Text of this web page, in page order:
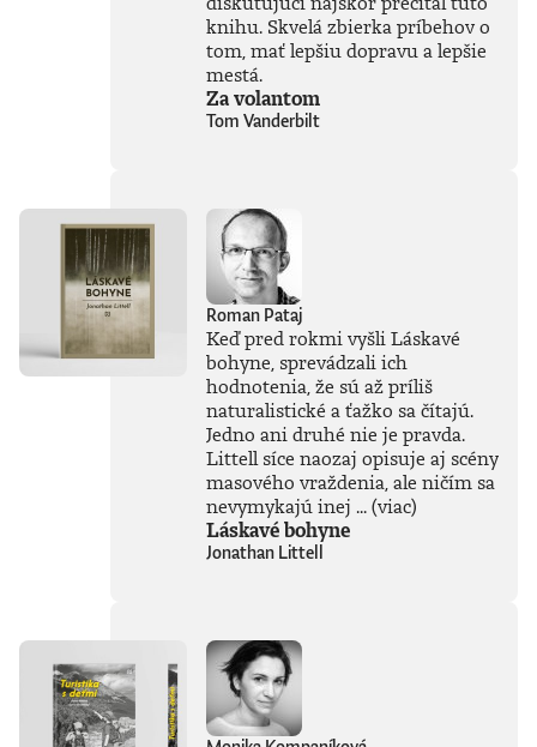
knihu. Skvelá zbierka príbehov o
tom, mať lepšiu dopravu a lepšie
mestá.
Za volantom
Tom Vanderbilt
Roman Pataj
Keď pred rokmi vyšli Láskavé
bohyne, sprevádzali ich
hodnotenia, že sú až príliš
naturalistické a ťažko sa čítajú.
Jedno ani druhé nie je pravda.
Littell síce naozaj opisuje aj scény
masového vraždenia, ale ničím sa
nevymykajú inej ...(viac)
Láskavé bohyne
Jonathan Littell